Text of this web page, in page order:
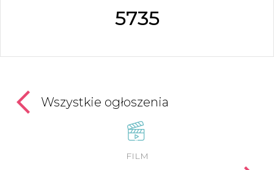
5735
Wszystkie ogłoszenia
FILM